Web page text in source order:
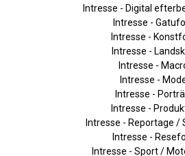
Intresse - Digital
Intresse -
Intresse -
Intresse -
Intresse -
Intresse -
Intresse -
Intresse -
Intresse - Reportage /
Intresse -
Intresse - Sport /